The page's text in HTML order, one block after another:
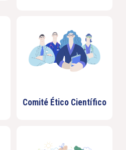
Comité Ético Científico